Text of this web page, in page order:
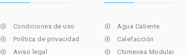
 Condiciones de uso
 Política de privacidad
 Aviso legal
 Agua Caliente
 Calefacción
 Chimenea Modular